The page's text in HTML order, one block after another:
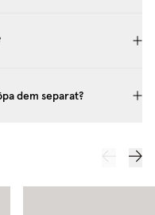
dem separat?